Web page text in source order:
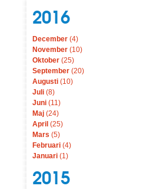
2016
December (4)
November (10)
Oktober (25)
September (20)
Augusti (10)
Juli (8)
Juni (11)
Maj (24)
April (25)
Mars (5)
Februari (4)
Januari (1)
2015